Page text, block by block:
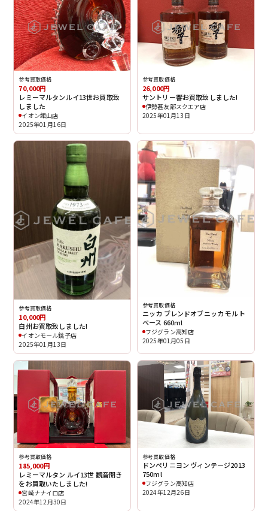
参考買取価格
70,000円
レミーマルタンルイ13世お買取致
しました
イオン館山店
2025年01月16日
参考買取価格
26,000円
サントリー響お買取致しました!
伊勢甚友部スクエア店
2025年01月13日
参考買取価格
10,000円
白州お買取致しました!
イオンモール銚子店
2025年01月13日
参考買取価格
ニッカ ブレンドオブニッカ モルト
ベース 660ml
フジグラン高知店
2025年01月05日
参考買取価格
185,000円
レミーマルタン ルイ13世 観音開き
をお買取いたしました!
宮崎ナナイロ店
2024年12月30日
参考買取価格
ドンペリニヨン ヴィンテージ2013
750ml
フジグラン高知店
2024年12月26日